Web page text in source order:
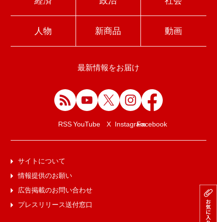
人物 新商品 動画
最新情報をお届け
RSSYouTube X InstagramFacebook
サイトについて
情報提供のお願い
広告掲載のお問い合わせ
プレスリリース送付窓口